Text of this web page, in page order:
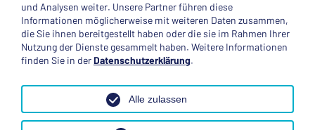
Mitglied im
Anerkannte Einsatzstelle
und Analysen weiter. Unsere Partner führen diese
Informationen möglicherweise mit weiteren Daten zusammen,
die Sie ihnen bereitgestellt haben oder die sie im Rahmen Ihrer
Nutzung der Dienste gesammelt haben. Weitere Informationen
finden Sie in derDatenschutzerklärung.
Alle zulassen